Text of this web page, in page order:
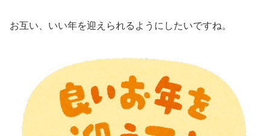
お互い、いい年を迎えられるようにしたいですね。